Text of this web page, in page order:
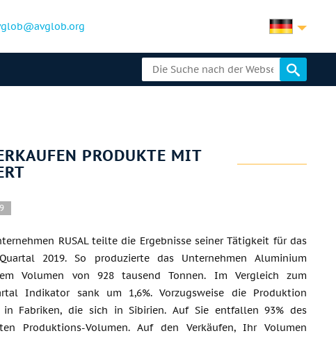
PRODUKTE MIT
RUSAL teilte die Ergebnisse seiner Tätigkeit für das
2019. So produzierte das Unternehmen Aluminium
Volumen von 928 tausend Tonnen. Im Vergleich zum
Indikator sank um 1,6%. Vorzugsweise die Produktion
in Fabriken, die sich in Sibirien. Auf Sie entfallen 93% des
Produktions-Volumen. Auf den Verkäufen, Ihr Volumen